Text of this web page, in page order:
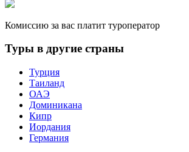
Комиссию за вас платит туроператор
Туры в другие страны
Турция
Таиланд
ОАЭ
Доминикана
Кипр
Иордания
Германия